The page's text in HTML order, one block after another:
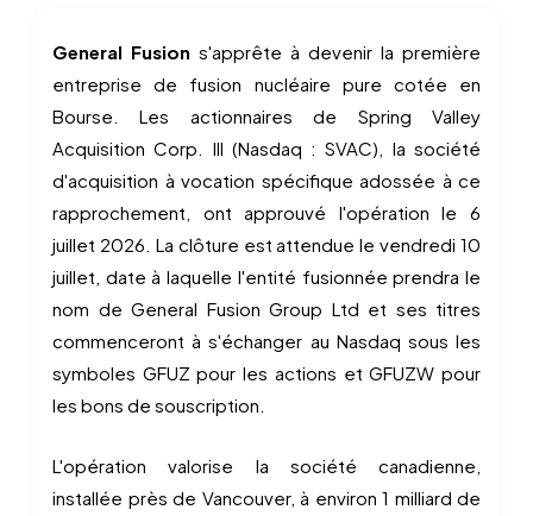
General Fusion s'apprête à devenir la première
entreprise de fusion nucléaire pure cotée en
Bourse. Les actionnaires de Spring Valley
Acquisition Corp. III (Nasdaq : SVAC), la société
d'acquisition à vocation spécifique adossée à ce
rapprochement, ont approuvé l'opération le 6
juillet 2026. La clôture est attendue le vendredi 10
juillet, date à laquelle l'entité fusionnée prendra le
nom de General Fusion Group Ltd et ses titres
commenceront à s'échanger au Nasdaq sous les
symboles GFUZ pour les actions et GFUZW pour
les bons de souscription.
L'opération valorise la société canadienne,
installée près de Vancouver, à environ 1 milliard de